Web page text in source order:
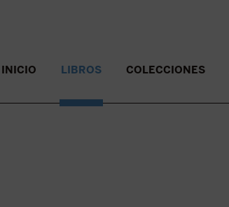
INICIO LIBROS COLECCIONES